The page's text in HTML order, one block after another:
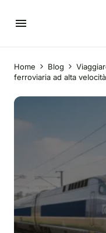
Home Blog
ferroviaria ad alta